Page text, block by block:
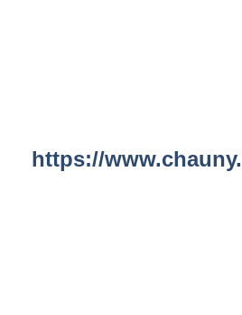
https://